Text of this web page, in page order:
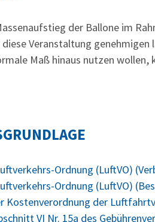
der Ballone im
diese Veranstaltung
Maß hinaus nutzen
Ordnung (LuftVO)
Ordnung (LuftVO)
Kostenverordnung der
VI Nr. 15a des